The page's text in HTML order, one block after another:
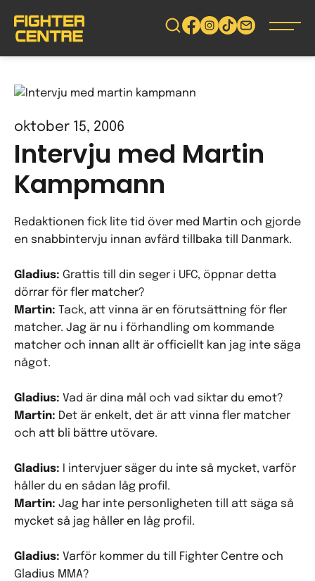
vidare
oktober 15, 2006
Intervju med Martin
Kampmann
Redaktionen fick lite tid över med Martin och gjorde
en snabbintervju innan avfärd tillbaka till Danmark.
Gladius: Grattis till din seger i UFC, öppnar detta
dörrar för fler matcher?
Martin: Tack, att vinna är en förutsättning för fler
matcher. Jag är nu i förhandling om kommande
matcher och innan allt är officiellt kan jag inte säga
något.
Gladius: Vad är dina mål och vad siktar du emot?
Martin: Det är enkelt, det är att vinna fler matcher
och att bli bättre utövare.
Gladius:
I intervjuer säger du inte så mycket, varför
håller du en sådan låg profil.
Martin: Jag har inte personligheten till att säga så
mycket så jag håller en låg profil.
Gladius: Varför kommer du till Fighter Centre och
Gladius MMA?